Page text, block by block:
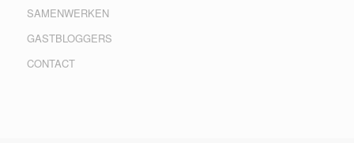
SAMENWERKEN
GASTBLOGGERS
CONTACT